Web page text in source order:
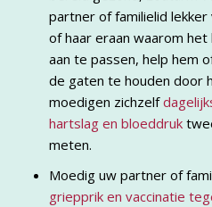
partner of familielid lekker
of haar eraan waarom
aan te passen, help hem
de gaten te houden door
moedigen zichzelf
hartslag en bloeddruk
meten.
Moedig uw partner of
griepprik en vaccinatie